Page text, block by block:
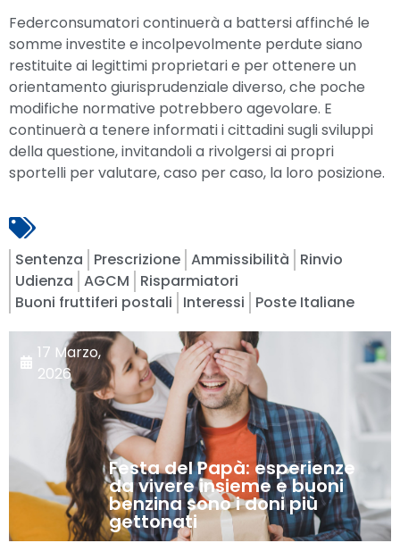
Federconsumatori continuerà a battersi affinché le
somme investite e incolpevolmente perdute siano
restituite ai legittimi proprietari e per ottenere un
orientamento giurisprudenziale diverso, che poche
modifiche normative potrebbero agevolare. E
continuerà a tenere informati i cittadini sugli sviluppi
della questione, invitandoli a rivolgersi ai propri
sportelli per valutare, caso per caso, la loro posizione.
Sentenza Prescrizione Ammissibilità
Rinvio
Udienza AGCM
Risparmiatori
Buoni fruttiferi postali
Interessi Poste Italiane
17 Marzo,
2026
Festa del Papà: esperienze
da vivere insieme e buoni
benzina sono i doni più
gettonati